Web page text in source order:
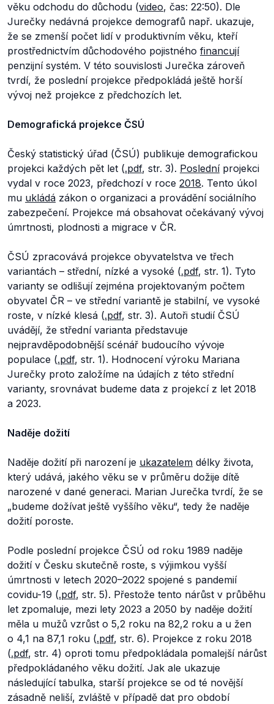
věku odchodu do důchodu (video, čas: 22:50). Dle
Jurečky nedávná projekce demografů např. ukazuje,
že se zmenší počet lidí v produktivním věku, kteří
prostřednictvím důchodového pojistného financují
penzijní systém. V této souvislosti Jurečka zároveň
tvrdí, že poslední projekce předpokládá ještě horší
vývoj než projekce z předchozích let.
Demografická projekce ČSÚ
Český statistický úřad (ČSÚ) publikuje demografickou
projekci každých pět let (.pdf, str. 3). Posledníprojekci
vydal v roce 2023, předchozí v roce 2018. Tento úkol
mu ukládá zákon o organizaci a provádění sociálního
zabezpečení. Projekce má obsahovat očekávaný vývoj
úmrtnosti, plodnosti a migrace v ČR.
ČSÚ zpracovává projekce obyvatelstva ve třech
variantách – střední, nízké a vysoké (.pdf, str. 1). Tyto
varianty se odlišují zejména projektovaným počtem
obyvatel ČR – ve střední variantě je stabilní, ve vysoké
roste, v nízké klesá (.pdf, str. 3). Autoři studií ČSÚ
uvádějí, že střední varianta představuje
nejpravděpodobnější scénář budoucího vývoje
populace (.pdf, str. 1). Hodnocení výroku Mariana
Jurečky proto založíme na údajích z této střední
varianty, srovnávat budeme data z projekcí z let 2018
a 2023.
Naděje dožití
Naděje dožití při narození je ukazatelem délky života,
který udává, jakého věku se v průměru dožije dítě
narozené v dané generaci. Marian Jurečka tvrdí, že se
„budeme dožívat ještě vyššího věku“, tedy že naděje
dožití poroste.
Podle poslední projekce ČSÚ od roku 1989 naděje
dožití v Česku skutečně roste, s výjimkou vyšší
úmrtnosti v letech 2020–2022 spojené s pandemií
covidu-19 (.pdf, str. 5). Přestože tento nárůst v průběhu
let zpomaluje, mezi lety 2023 a 2050 by naděje dožití
měla u mužů vzrůst o 5,2 roku na 82,2 roku a u žen
o 4,1 na 87,1 roku (.pdf, str. 6). Projekce z roku 2018
(.pdf, str. 4) oproti tomu předpokládala pomalejší nárůst
předpokládaného věku dožití. Jak ale ukazuje
následující tabulka, starší projekce se od té novější
zásadně neliší, zvláště v případě dat pro období